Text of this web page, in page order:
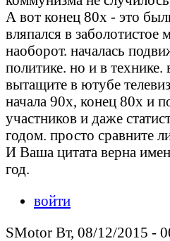
А вот конец 80х - это
вляпался в заболотистое
наоборот. началась
политике. но и в технике.
вытащите в ютубе
начала 90х, конец 80х и
участников и даже
годом. просто сравните
И Ваша цитата верна
год.
войти
SMotor Вт, 08/12/2015 -